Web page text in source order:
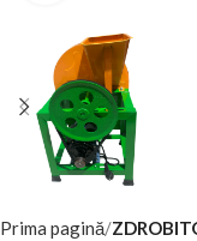
Prima pagină